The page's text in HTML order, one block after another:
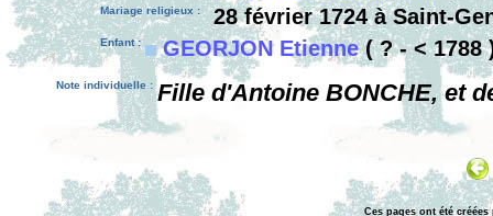
Mariage religieux : 28 février 1724 à Saint-
Enfant : GEORJON Etienne( ? - < 1788
Note individuelle : Fille d'Antoine BONCHE, et
Ces pages ont été